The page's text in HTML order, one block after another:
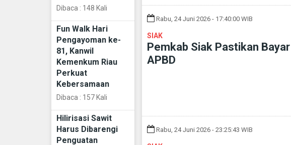
Dibaca : 148 Kali
Fun Walk Hari
Pengayoman ke-
81, Kanwil
Kemenkum Riau
Perkuat
Kebersamaan
Dibaca : 157 Kali
Hilirisasi Sawit
Harus Dibarengi
Penguatan
Rabu, 24 Juni 2026 - 17:40:00 WIB
SIAK
Pemkab Siak Pastikan
APBD
Rabu, 24 Juni 2026 - 23:25:43 WIB